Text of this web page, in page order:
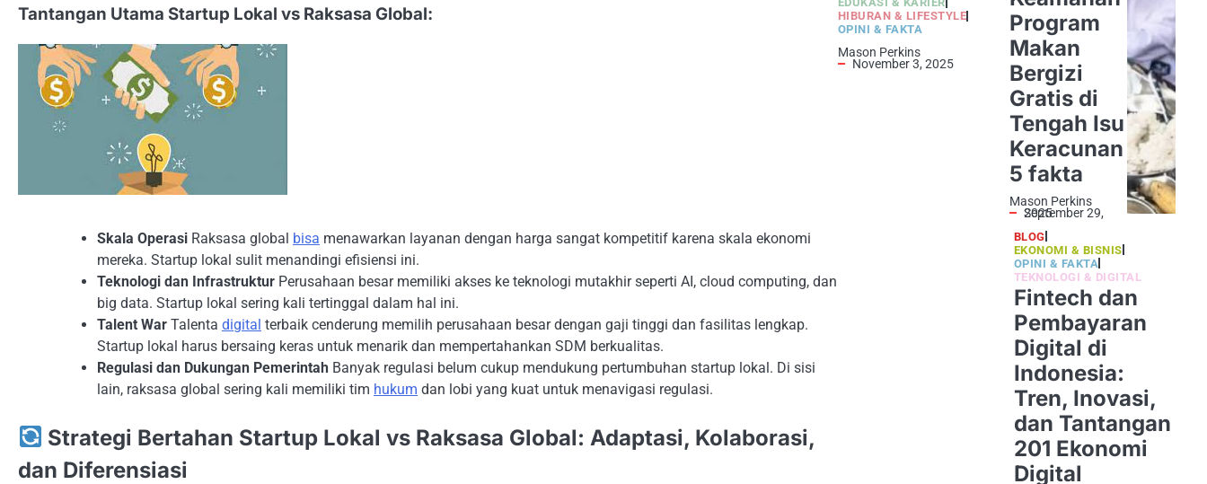
Tantangan Utama Startup Lokal vs Raksasa Global:
Skala Operasi Raksasa global bisa menawarkan layanan dengan harga sangat kompetitif karena skala ekonomi
mereka. Startup lokal sulit menandingi efisiensi ini.
Teknologi dan Infrastruktur Perusahaan besar memiliki akses ke teknologi mutakhir seperti AI, cloud computing, dan
big data. Startup lokal sering kali tertinggal dalam hal ini.
Talent War Talenta digital terbaik cenderung memilih perusahaan besar dengan gaji tinggi dan fasilitas lengkap.
Startup lokal harus bersaing keras untuk menarik dan mempertahankan SDM berkualitas.
Regulasi dan Dukungan Pemerintah Banyak regulasi belum cukup mendukung pertumbuhan startup lokal. Di sisi
lain, raksasa global sering kali memiliki tim hukum dan lobi yang kuat untuk menavigasi regulasi.
Strategi Bertahan Startup Lokal vs Raksasa Global: Adaptasi, Kolaborasi,
dan Diferensiasi
HIBURAN & LIFESTYLE
OPINI & FAKTA
Mason Perkins
November 3, 2025
Program
Makan
Bergizi
Gratis di
Tengah Isu
Keracunan
5 fakta
Mason Perkins
September 29, 2025
Fintech dan
Pembayaran
Digital di
Indonesia:
Tren, Inovasi,
dan Tantangan
201 Ekonomi
Digital
BLOG
EKONOMI & BISNIS
OPINI & FAKTA
TEKNOLOGI & DIGITAL